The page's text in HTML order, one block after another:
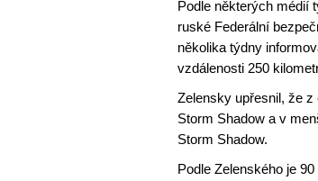
Podle některých médií
ruské Federální
několika týdny
vzdálenosti 250
Zelensky upřesnil, že
Storm Shadow a v
Storm Shadow.
Podle Zelenského je